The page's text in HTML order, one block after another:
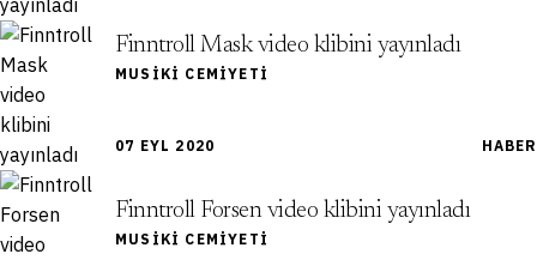
07 EYL 2020
Finntroll Mask video klibini yayınladı
MUSIKI CEMIYETI
HABER
Finntroll Forsen video klibini yayınladı
MUSIKI CEMIYETI